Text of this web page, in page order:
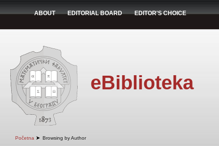
ABOUT EDITORIAL BOARD EDITOR'S CHOICE
eBiblioteka
Početna ➤ Browsing by Author